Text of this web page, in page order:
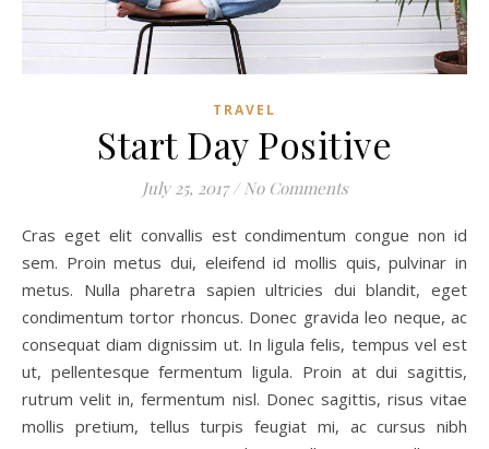
TRAVEL
Start Day Positive
July 25, 2017 / No Comments
Cras eget elit convallis est condimentum congue non id
sem. Proin metus dui, eleifend id mollis quis, pulvinar in
metus. Nulla pharetra sapien ultricies dui blandit, eget
condimentum tortor rhoncus. Donec gravida leo neque, ac
consequat diam dignissim ut. In ligula felis, tempus vel est
ut, pellentesque fermentum ligula. Proin at dui sagittis,
rutrum velit in, fermentum nisl. Donec sagittis, risus vitae
mollis pretium, tellus turpis feugiat mi, ac cursus nibh